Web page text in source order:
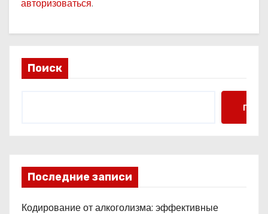
авторизоваться.
Поиск
Поиск
Последние записи
Кодирование от алкоголизма: эффективные